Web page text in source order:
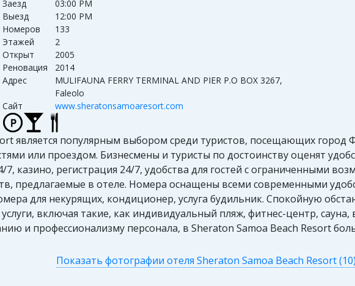
Заезд
03:00 PM
Выезд
12:00 PM
Номеров
133
Этажей
2
Открыт
2005
Реновация
2014
Адрес
MULIFAUNA FERRY TERMINAL AND PIER P.O BOX 3267,
Faleolo
Сайт
www.sheratonsamoaresort.com
является популярным выбором среди туристов, посещающих город
или проездом. Бизнесмены и туристы по достоинству оценят
казино, регистрация 24/7, удобства для гостей с ограниченными
предлагаемые в отеле. Номера оснащены всеми современными
для некурящих, кондиционер, услуга будильник. Спокойную
включая такие, как индивидуальный пляж, фитнес-центр, сауна,
и профессионализму персонала, в Sheraton Samoa Beach Resort
Показать фотографии отеля Sheraton Samoa Beach Resort (10)